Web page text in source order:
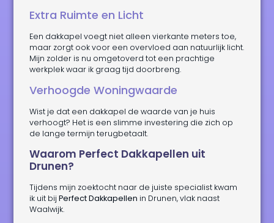
Extra Ruimte en Licht
Een dakkapel voegt niet alleen vierkante meters toe,
maar zorgt ook voor een overvloed aan natuurlijk licht.
Mijn zolder is nu omgetoverd tot een prachtige
werkplek waar ik graag tijd doorbreng.
Verhoogde Woningwaarde
Wist je dat een dakkapel de waarde van je huis
verhoogt? Het is een slimme investering die zich op
de lange termijn terugbetaalt.
Waarom Perfect Dakkapellen uit
Drunen?
Tijdens mijn zoektocht naar de juiste specialist kwam
ik uit bijPerfect Dakkapellen in Drunen, vlak naast
Waalwijk.